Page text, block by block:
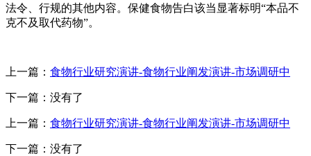
法令、行规的其他内容。保健食物告白该当显著标明“本品不
克不及取代药物”。
上一篇： 食物行业研究演讲-食物行业阐发演讲-市场调研中
下一篇：没有了
上一篇： 食物行业研究演讲-食物行业阐发演讲-市场调研中
下一篇：没有了